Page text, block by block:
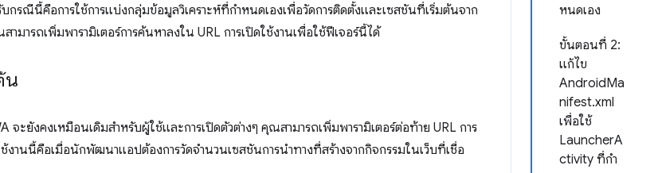
หนดเอง
ขั้นตอนที่ 2:
แก้ไข
AndroidMa
nifest.xml
เพื่อใช้
LauncherA
ctivity ที่กํา
รณีนี้คือการใช้การแบ่งกลุ่มข้อมูลวิเคราะห์ที่กําหนดเองเพื่อวัดการติดตั้งและเซสชันที่เริ่มต้นจาก
มารถเพิ่มพารามิเตอร์การค้นหาลงใน URL การเปิดใช้งานเพื่อใช้ฟีเจอร์นี้ได้
น
จะยังคงเหมือนเดิมสำหรับผู้ใช้และการเปิดตัวต่างๆ คุณสามารถเพิ่มพารามิเตอร์ต่อท้าย URL การ
ช้งานนี้คือเมื่อนักพัฒนาแอปต้องการวัดจํานวนเซสชันการนําทางที่สร้างจากกิจกรรมในเว็บที่เชื่อ